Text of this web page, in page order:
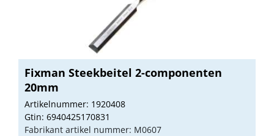
Fixman Steekbeitel 2-componenten
20mm
Artikelnummer: 1920408
Gtin: 6940425170831
Fabrikant artikel nummer: M0607